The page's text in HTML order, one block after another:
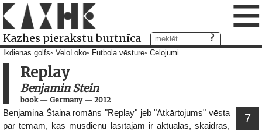
Kazhes pierakstu burtnīca ≡
Ikdienas golfs VeloLoko Futbola vēsture Ceļojumi
Replay
Benjamin Stein
book— Germany— 2012
7
Benjamina Štaina romāns "Replay" jeb "Atkārtojums" vēsta
par tēmām, kas mūsdienu lasītājam ir aktuālas, skaidras,